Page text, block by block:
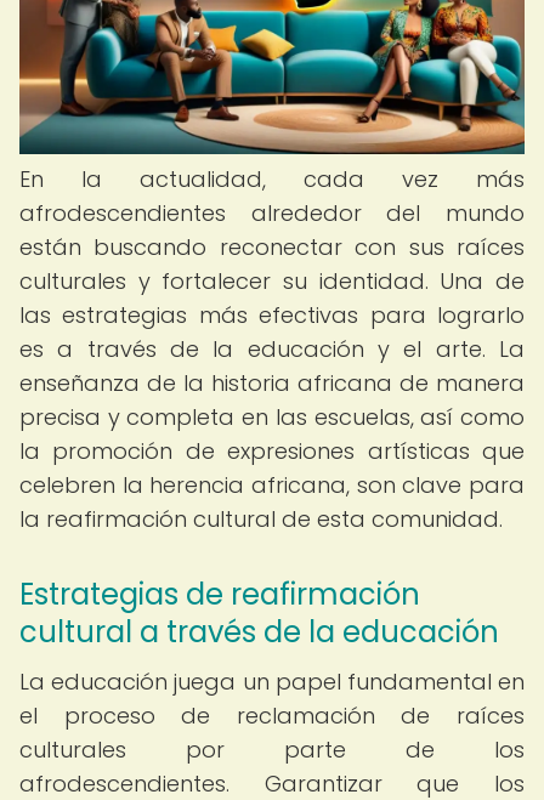
En la actualidad, cada vez más
afrodescendientes alrededor del mundo
están buscando reconectar con sus raíces
culturales y fortalecer su identidad. Una de
las estrategias más efectivas para lograrlo
es a través de la educación y el arte. La
enseñanza de la historia africana de manera
precisa y completa en las escuelas, así como
la promoción de expresiones artísticas que
celebren la herencia africana, son clave para
la reafirmación cultural de esta comunidad.
Estrategias de reafirmación
cultural a través de la educación
La educación juega un papel fundamental en
el proceso de reclamación de raíces
culturales por parte de los
afrodescendientes. Garantizar que los